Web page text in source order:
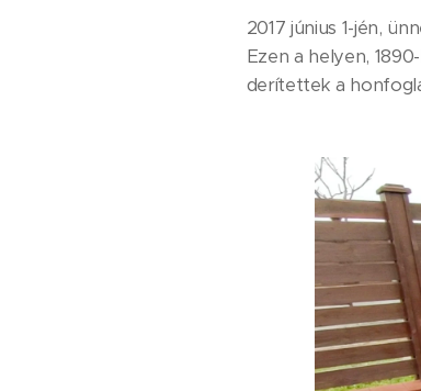
2017 június 1-jén,
Ezen a helyen,
derítettek a